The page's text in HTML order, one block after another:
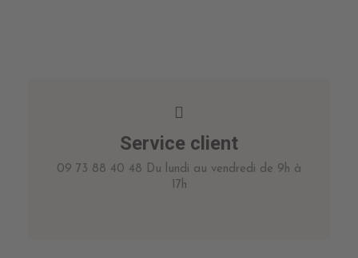
Service client
09 73 88 40 48 Du lundi au vendredi de 9h à
17h